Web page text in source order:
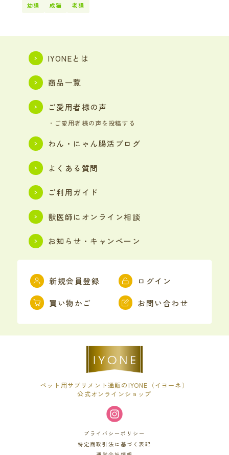
幼猫 成猫 老猫
IYONEとは
商品一覧
ご愛用者様の声
・ご愛用者様の声を投稿する
わん・にゃん腸活ブログ
よくある質問
ご利用ガイド
獣医師にオンライン相談
お知らせ・キャンペーン
新規会員登録 ログイン
買い物かご お問い合わせ
ペット用サプリメント通販のIYONE（イヨーネ）
公式オンラインショップ
プライバシーポリシー
特定商取引法に基づく表記